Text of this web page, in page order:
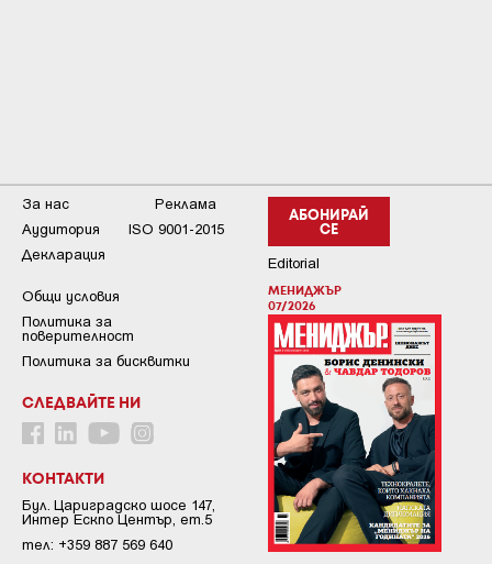
АБОНИРАЙ
СЕ
Editorial
МЕНИДЖЪР
07/2026
За нас
Реклама
Аудитория
ISO 9001-2015
Декларация
Общи условия
Пoлитикa зa
пoвepитeлнocт
Политика за бисквитки
СЛЕДВАЙТЕ НИ
КОНТАКТИ
Бул. Цариградско шосе 147,
Интер Ескпо Център, ет.5
тел: +359 887 569 640